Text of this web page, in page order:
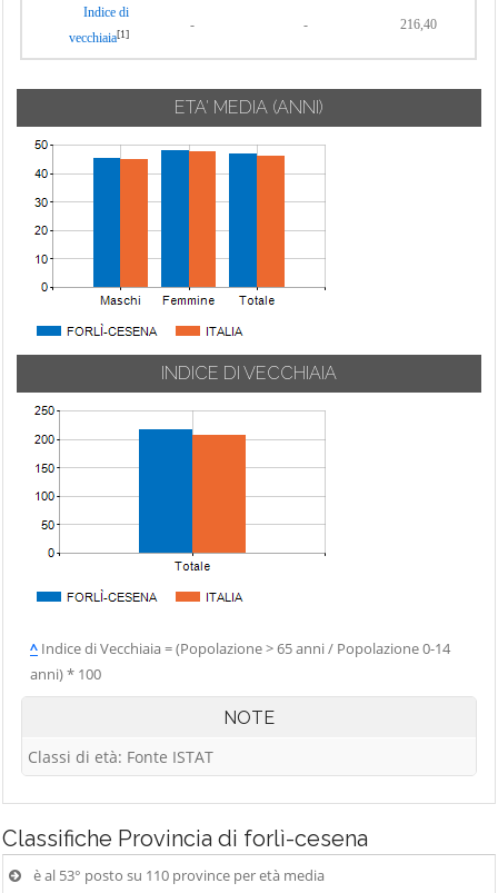
Indice di
vecchiaia[1]
- - 216,40
ETA' MEDIA (ANNI)
INDICE DI VECCHIAIA
^ Indice di Vecchiaia = (Popolazione > 65 anni / Popolazione 0-14
anni) * 100
NOTE
Classi di età: Fonte ISTAT
Classifiche Provincia di forlì-cesena
è al 53° posto su 110 province per età media